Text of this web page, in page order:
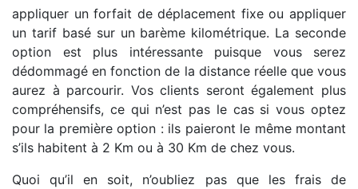
appliquer un forfait de déplacement fixe ou appliquer
un tarif basé sur un barème kilométrique. La seconde
option est plus intéressante puisque vous serez
dédommagé en fonction de la distance réelle que vous
aurez à parcourir. Vos clients seront également plus
compréhensifs, ce qui n’est pas le cas si vous optez
pour la première option : ils paieront le même montant
s’ils habitent à 2 Km ou à 30 Km de chez vous.
Quoi qu’il en soit, n’oubliez pas que les frais de